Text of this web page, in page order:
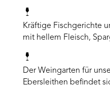
Kräftige Fischgerichte
mit hellem Fleisch,
Der Weingarten für
Ebersleithen befindet